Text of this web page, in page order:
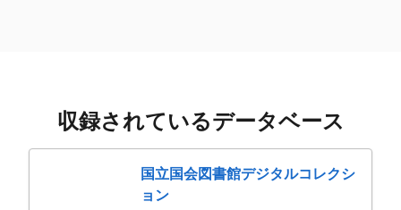
収録されているデータベース
国立国会図書館デジタルコレクシ
ョン